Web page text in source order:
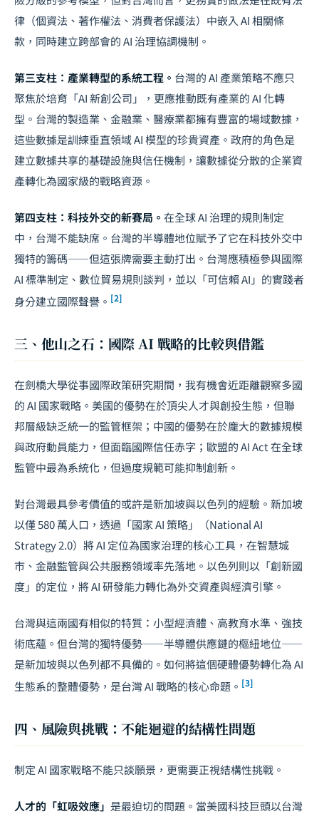
律（個資法、著作權法、消費者保護法）中嵌入 AI 相關條
款，同時建立跨部會的AI 治理協調機制。
第三支柱：產業轉型的系統工程。 台灣的 AI 產業策略不應只
聚焦於培育「AI 新創公司」，更應推動既有產業的AI 化轉
型 。台灣的製造業、金融業、醫療業都擁有豐富的場域數據，
這些數據是訓練垂直領域 AI 模型的珍貴資產。政府的角色是
建立數據共享的基礎設施與信任機制，讓數據從分散的企業資
產轉化為國家級的戰略資源。
第四支柱： 科技外交的新賽局。 在全球 AI 治理的規則制定
中，台灣不能缺席。台灣的半導體地位賦予了它在科技外交中
獨特的籌碼——但這張牌需要主動打出。台灣應積極參與國際
AI 標準制定、數位貿易規則談判 ，並以「可信賴 AI」的實踐者
身分建立國際聲譽。 [2]
三、他山之石：國際 AI 戰略的比較與借鑑
在劍橋大學從事國際政策研究期間，我有機會近距離觀察多國
的 AI 國家戰略。美國的優勢在於頂尖人才與創投生態，但聯
邦層級缺乏統一的監管框架；中國的優勢在於龐大的數據規模
與政府動員能力，但面臨國際信任赤字；歐盟的 AI Act 在全球
監管中最為系統化，但過度規範可能抑制創新。
對台灣最具參考價值的或許是新加坡與以色列的經驗。新加坡
以僅 580 萬人口，透過「國家 AI 策略」（National AI
Strategy 2.0）將 AI 定位為國家治理的核心工具，在智慧城
市 、金融監管與公共服務領域率先落地。以色列則以「創新國
度」的定位，將 AI 研發能力轉化為外交資產與經濟引擎。
台灣與這兩國有相似的特質：小型經濟體、高教育水準、強技
術底蘊。但台灣的獨特優勢——半導體供應鏈的樞紐地位——
是新加坡與以色列都不具備的。如何將這個硬體優勢轉化為 AI
生態系的整體優勢，是台灣 AI 戰略的核心命題。 [3]
四、風險與挑戰：不能迴避的結構性問題
制定 AI 國家戰略不能只談願景，更需要正視結構性挑戰。
人才的「虹吸效應」 是最迫切的問題。當美國科技巨頭以台灣